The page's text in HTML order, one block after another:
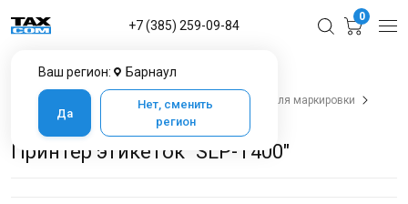
Ваш регион: Барнаул
Да
Нет, сменить
регион
+7 (385) 259-09-84
0
Оборудование для печати
Принтеры этикеток для маркировки
Принтер этикеток "SLP-T400"
Принтер этикеток "SLP-T400"